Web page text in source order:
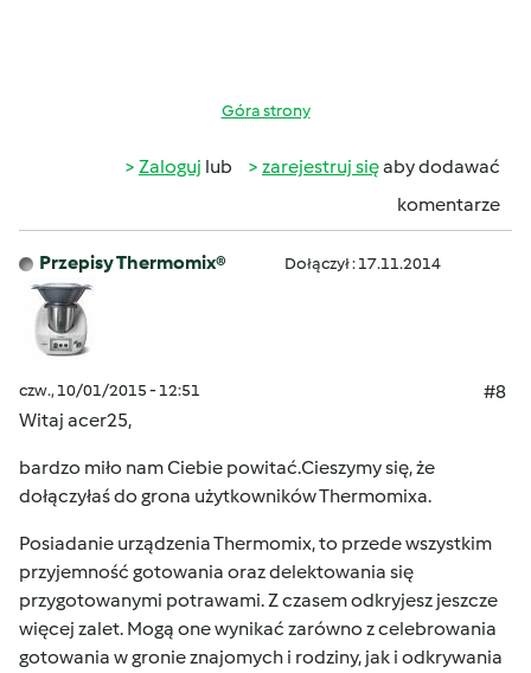
Góra strony
Zaloguj lub zarejestruj sięaby dodawać
komentarze
Przepisy Thermomix® Dołączył : 17.11.2014
czw., 10/01/2015 - 12:51
#8
Witaj acer25,
bardzo miło nam Ciebie powitać.Cieszymy się, że
dołączyłaś do grona użytkowników Thermomixa.
Posiadanie urządzenia Thermomix, to przede wszystkim
przyjemność gotowania oraz delektowania się
przygotowanymi potrawami. Z czasem odkryjesz jeszcze
więcej zalet. Mogą one wynikać zarówno z celebrowania
gotowania w gronie znajomych i rodziny, jak i odkrywania